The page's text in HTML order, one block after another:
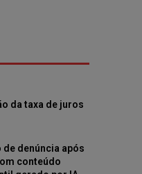
da taxa de juros
de denúncia após
conteúdo